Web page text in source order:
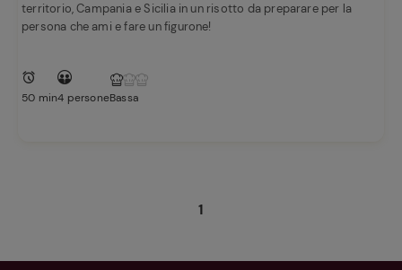
territorio, Campania e Sicilia in un risotto da preparare per la
persona che ami e fare un figurone!
50 min4 personeBassa
1